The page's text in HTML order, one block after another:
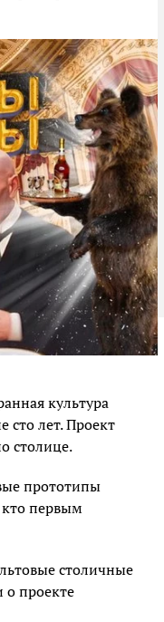
культура
сто лет. Проект
столице.
прототипы
первым
столичные
о проекте